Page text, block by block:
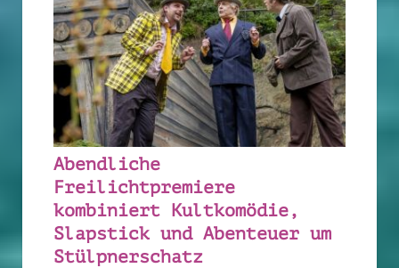
Abendliche
Freilichtpremiere
kombiniert Kultkomödie,
Slapstick und Abenteuer um
Stülpnerschatz